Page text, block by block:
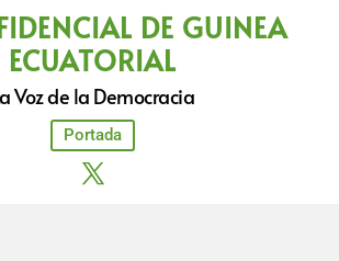
DE GUINEA
ECUATORIAL
Voz de la Democracia
Portada